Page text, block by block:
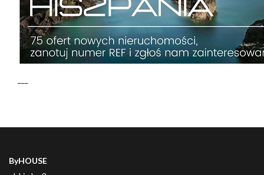
ByHOUSE